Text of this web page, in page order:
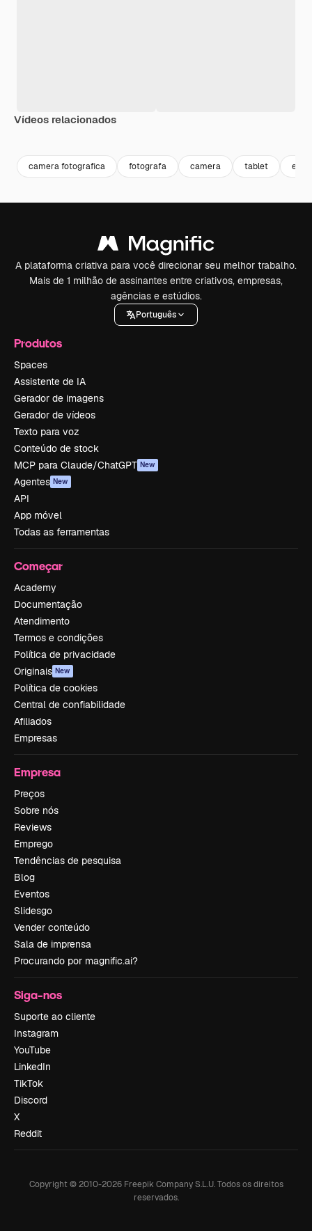
Vídeos relacionados
camera fotografica fotografa camera tablet
A plataforma criativa para você direcionar seu melhor trabalho.
Mais de 1 milhão de assinantes entre criativos, empresas,
agências e estúdios.
Português
Produtos
Spaces
Assistente de IA
Gerador de imagens
Gerador de vídeos
Texto para voz
Conteúdo de stock
MCP para Claude/ChatGPT New
Agentes New
API
App móvel
Todas as ferramentas
Começar
Academy
Documentação
Atendimento
Termos e condições
Política de privacidade
Originais New
Política de cookies
Central de confiabilidade
Afiliados
Empresas
Empresa
Preços
Sobre nós
Reviews
Emprego
Tendências de pesquisa
Blog
Eventos
Slidesgo
Vender conteúdo
Sala de imprensa
Procurando por magnific.ai?
Siga-nos
Suporte ao cliente
Instagram
YouTube
LinkedIn
TikTok
Discord
X
Reddit
Copyright © 2010-2026Freepik Company S.L.U. Todos os direitos
reservados.